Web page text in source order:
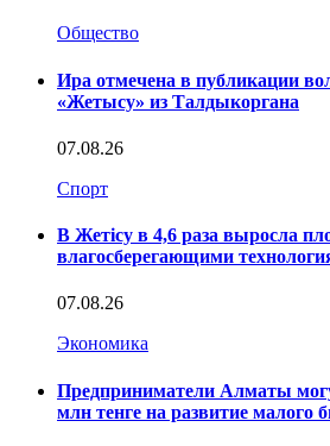
Общество
Ира отмечена в публикации
«Жетысу» из Талдыкоргана
07.08.26
Спорт
В Жетісу в 4,6 раза выросла
влагосберегающими
07.08.26
Экономика
Предприниматели Алматы
млн тенге на развитие малого